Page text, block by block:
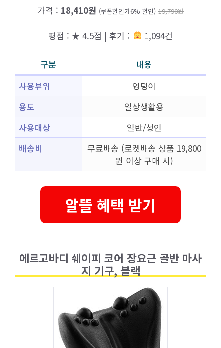
가격 : 18,410원 (쿠폰할인가6% 할인) 19,790원
평점 : ★ 4.5점 | 후기 : 1,094건
구분
내용
사용부위
엉덩이
용도
일상생활용
사용대상
일반/성인
배송비
무료배송 (로켓배송 상품 19,800
원 이상 구매 시)
알뜰 혜택 받기
에르고바디 쉐이피 코어 장요근 골반 마사
지 기구, 블랙